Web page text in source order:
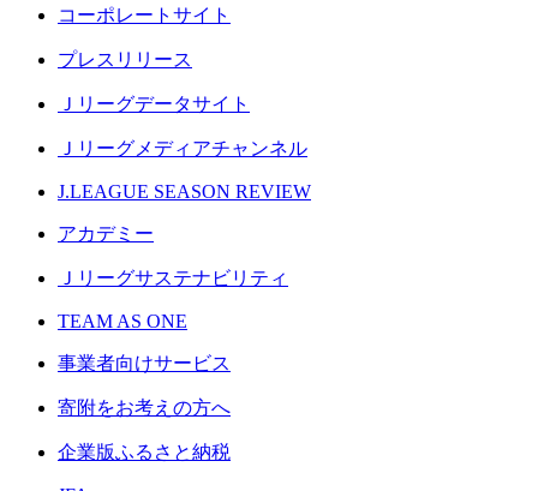
コーポレートサイト
プレスリリース
Ｊリーグデータサイト
Ｊリーグメディアチャンネル
J.LEAGUE SEASON REVIEW
アカデミー
Ｊリーグサステナビリティ
TEAM AS ONE
事業者向けサービス
寄附をお考えの方へ
企業版ふるさと納税